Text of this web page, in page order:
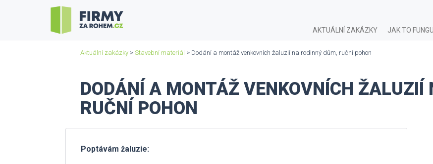
AKTUÁLNÍ ZAKÁZKY JAK TO
Aktuální zakázky > Stavební materiál > Dodání a montáž venkovních žaluzií na rodinný dům, ruční pohon
DODÁNÍ A MONTÁŽ VENKOVNÍCH ŽALUZIÍ
RUČNÍ POHON
Poptávám žaluzie: